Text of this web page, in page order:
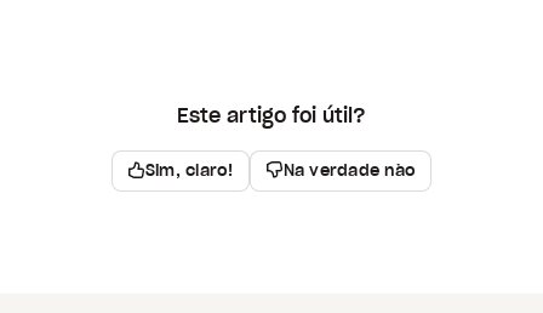
Este artigo foi útil?
Sim, claro! Na verdade não